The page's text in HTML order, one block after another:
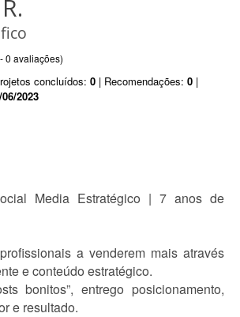
0 avaliações)
concluídos: 0 | Recomendações: 0 |
2023
Media Estratégico | 7 anos de
a venderem mais através
e conteúdo estratégico.
bonitos”, entrego posicionamento,
e resultado.